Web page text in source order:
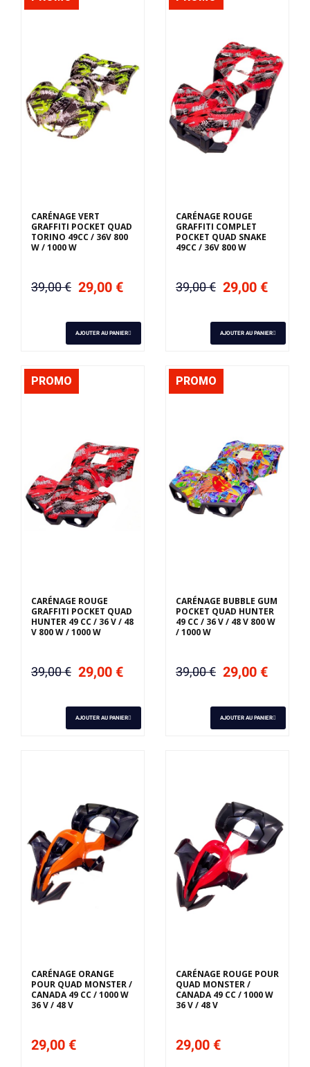
CARÉNAGE VERT
GRAFFITI POCKET QUAD
TORINO 49CC / 36V 800
W / 1000 W
39,00 € 29,00 €
AJOUTER AU PANIER
CARÉNAGE ROUGE
GRAFFITI COMPLET
POCKET QUAD SNAKE
49CC / 36V 800 W
39,00 € 29,00 €
AJOUTER AU PANIER
PROMO
CARÉNAGE ROUGE
GRAFFITI POCKET QUAD
HUNTER 49 CC / 36 V / 48
V 800 W / 1000 W
39,00 € 29,00 €
AJOUTER AU PANIER
PROMO
CARÉNAGE BUBBLE GUM
POCKET QUAD HUNTER
49 CC / 36 V / 48 V 800 W
/ 1000 W
39,00 € 29,00 €
AJOUTER AU PANIER
CARÉNAGE ORANGE
POUR QUAD MONSTER /
CANADA 49 CC / 1000 W
36 V / 48 V
29,00 €
CARÉNAGE ROUGE POUR
QUAD MONSTER /
CANADA 49 CC / 1000 W
36 V / 48 V
29,00 €